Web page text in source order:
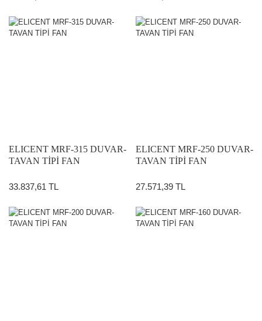
ELICENT MRF-315 DUVAR-
TAVAN TİPİ FAN
33.837,61 TL
ELICENT MRF-250 DUVAR-
TAVAN TİPİ FAN
27.571,39 TL